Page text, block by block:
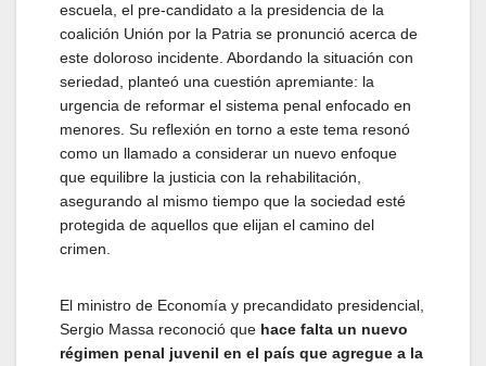
escuela, el pre-candidato a la presidencia de la
coalición Unión por la Patria se pronunció acerca de
este doloroso incidente. Abordando la situación con
seriedad, planteó una cuestión apremiante: la
urgencia de reformar el sistema penal enfocado en
menores. Su reflexión en torno a este tema resonó
como un llamado a considerar un nuevo enfoque
que equilibre la justicia con la rehabilitación,
asegurando al mismo tiempo que la sociedad esté
protegida de aquellos que elijan el camino del
crimen.
El ministro de Economía y precandidato presidencial,
Sergio Massa reconoció que hace falta un nuevo
régimen penal juvenil en el país que agregue a la